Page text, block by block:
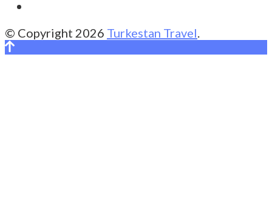
© Copyright 2026 Turkestan Travel